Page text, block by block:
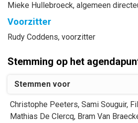
Mieke Hullebroeck, algemeen
Voorzitter
Rudy Coddens, voorzitter
Stemming op het
Stemmen voor
Christophe Peeters, Sami Souguir,
Mathias De Clercq, Bram Van